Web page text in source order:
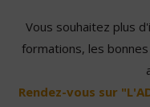
Vous souhaitez plus
formations, les
Rendez-vous sur